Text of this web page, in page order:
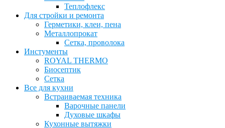
Теплофлекс
Для стройки и ремонта
Герметики, клеи, пена
Металлопрокат
Сетка, проволока
Инстументы
ROYAL THERMO
Биосептик
Сетка
Все для кухни
Встраиваемая техника
Варочные панели
Духовые шкафы
Кухонные вытяжки